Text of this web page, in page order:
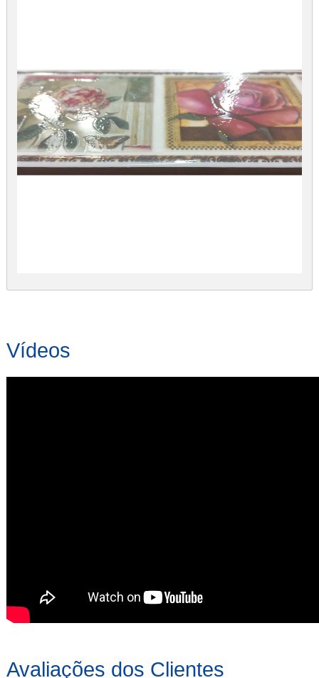
Vídeos
Avaliações dos Clientes